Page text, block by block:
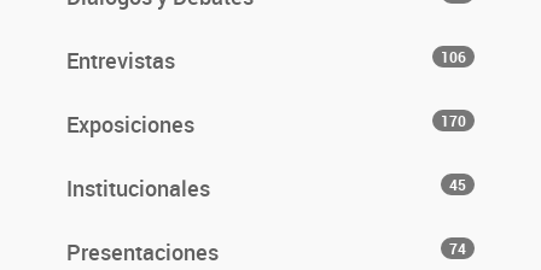
Entrevistas 106
Exposiciones 170
Institucionales 45
Presentaciones 74